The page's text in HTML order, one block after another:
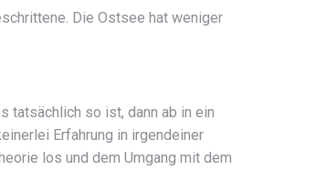
Die Ostsee hat weniger
tatsächlich so ist, dann ab in ein
Erfahrung in irgendeiner
los und dem Umgang mit dem